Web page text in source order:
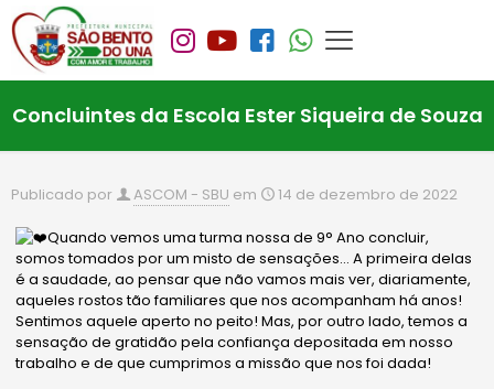
Concluintes da Escola Ester Siqueira de Souza
Publicado por ASCOM - SBU em 14 de dezembro de 2022
Quando vemos uma turma nossa de 9° Ano concluir,
somos tomados por um misto de sensações… A primeira delas
é a saudade, ao pensar que não vamos mais ver, diariamente,
aqueles rostos tão familiares que nos acompanham há anos!
Sentimos aquele aperto no peito! Mas, por outro lado, temos a
sensação de gratidão pela confiança depositada em nosso
trabalho e de que cumprimos a missão que nos foi dada!